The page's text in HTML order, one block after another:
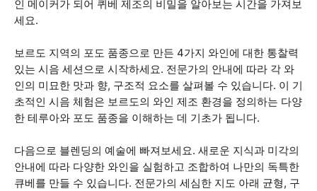
인 메이커가 되어 퀴베 제조의 비밀을 알아보는 시간을 가져보
세요.
보르도 지역의 포도 품종으로 만든 4가지 와인에 대한 통찰력
있는 시음 세션으로 시작하세요. 전문가의 안내에 따라 각 와
인의 미묘한 맛과 향, 구조적 요소를 살펴볼 수 있습니다. 이 기
초적인 시음 체험은 보르도의 와인 제조 환경을 정의하는 다양
한 테루아와 포도 품종을 이해하는 데 기초가 됩니다.
다음으로 블렌딩의 예술에 빠져보세요. 새로운 지식과 미각의
안내에 따라 다양한 와인을 실험하고 조합하여 나만의 독특한
큐베를 만들 수 있습니다. 전문가의 세심한 지도 아래 균형, 구